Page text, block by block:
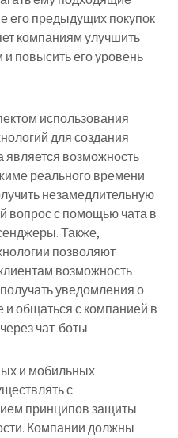
его предыдущих покупок
компаниям улучшить
повысить его уровень
использования
для создания
является возможность
реального времени.
незамедлительную
вопрос с помощью чата в
Также,
позволяют
возможность
уведомления о
и общаться с компанией в
чат-боты.
и мобильных
с
принципов защиты
Компании должны